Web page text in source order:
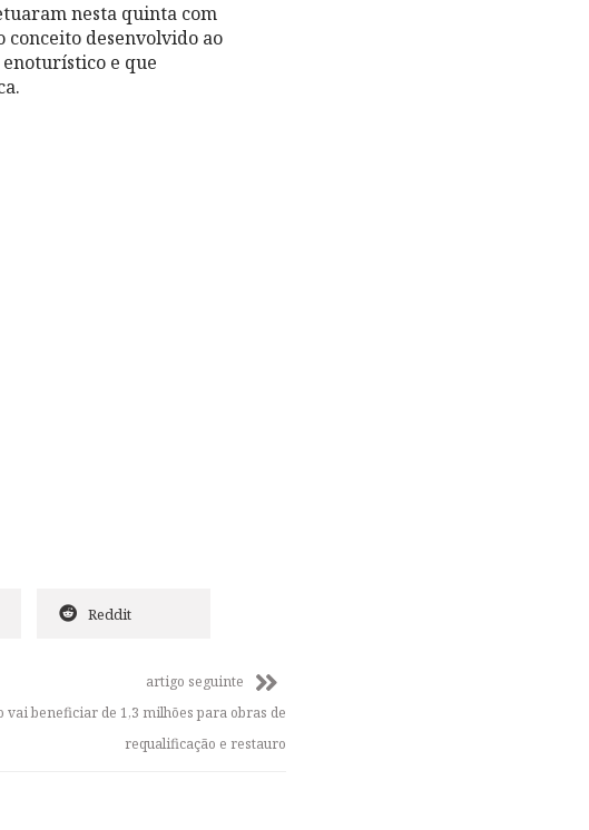
nesta quinta com
conceito desenvolvido ao
e que
Reddit
artigo seguinte
vai beneficiar de 1,3 milhões para obras de
requalificação e restauro